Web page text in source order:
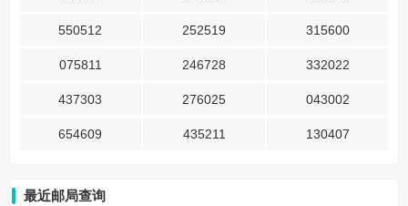
550512 252519 315600
075811 246728 332022
437303 276025 043002
654609 435211 130407
最近邮局查询